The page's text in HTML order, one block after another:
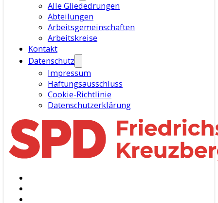
Alle Gliededrungen
Abteilungen
Arbeitsgemeinschaften
Arbeitskreise
Kontakt
Datenschutz
Impressum
Haftungsausschluss
Cookie-Richtlinie
Datenschutzerklärung